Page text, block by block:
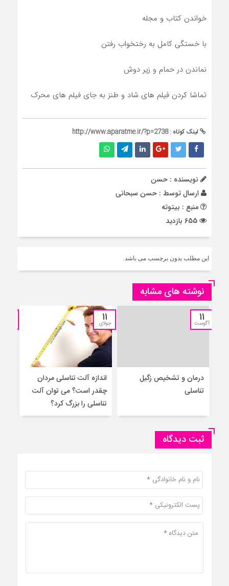
خواندن کتاب و مجله
با خستگی کامل به رختخواب رفتن
نماندن در حمام و زیر دوش
تماشا کردن فیلم های شاد و طنز به جای فیلم های محرک
لینک کوتاه :http://www.aparatme.ir/?p=2738
نویسنده : حسن
ارسال توسط : حسن سبحانی
منبع : بیتوته
این مطلب بدون برچسب می باشد.
نوشته های مشابه
11
آگوست
درمان و تشخیص زگیل
تناسلی
11
جولای
اندازه آلت تناسلی مردان
چقدر است؟ می توان آلت
تناسلی را بزرگ کرد؟
ثبت دیدگاه